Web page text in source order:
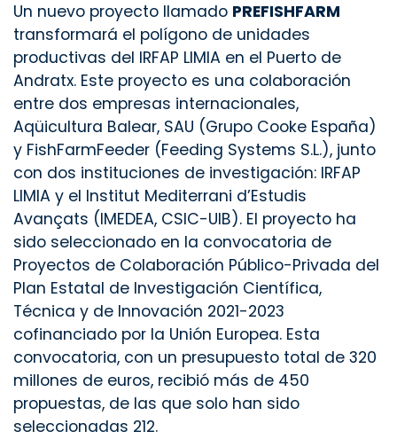
Un nuevo proyecto llamado PREFISHFARM
transformará el polígono de unidades
productivas del IRFAP LIMIA en el Puerto de
Andratx. Este proyecto es una colaboración
entre dos empresas internacionales,
Aqüicultura Balear, SAU (Grupo Cooke España)
y FishFarmFeeder (Feeding Systems S.L.), junto
con dos instituciones de investigación: IRFAP
LIMIA y el Institut Mediterrani d’Estudis
Avançats (IMEDEA, CSIC-UIB). El proyecto ha
sido seleccionado en la convocatoria de
Proyectos de Colaboración Público-Privada del
Plan Estatal de Investigación Científica,
Técnica y de Innovación 2021-2023
cofinanciado por la Unión Europea. Esta
convocatoria, con un presupuesto total de 320
millones de euros, recibió más de 450
propuestas, de las que solo han sido
seleccionadas 212.